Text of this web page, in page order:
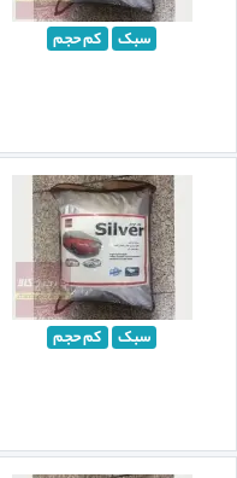
سبک کم حجم
سبک کم حجم